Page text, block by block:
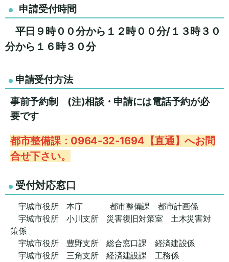
申請受付時間
平日９時００分から１２時００分/１３時３０
分から１６時３０分
申請受付方法
事前予約制 (注)相談・申請には電話予約が必
要です
都市整備課：0964-32-1694【直通】へお問
合せ下さい。
受付対応窓口
宇城市役所 本庁 都市整備課 都市計画係
宇城市役所 小川支所 災害復旧対策室 土木災害対
策係
宇城市役所 豊野支所 総合窓口課 経済建設係
宇城市役所 三角支所 経済建設課 工務係